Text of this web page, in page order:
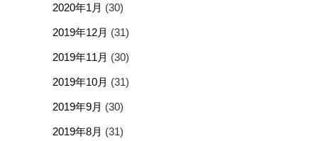
2020年1月 (30)
2019年12月 (31)
2019年11月 (30)
2019年10月 (31)
2019年9月 (30)
2019年8月 (31)